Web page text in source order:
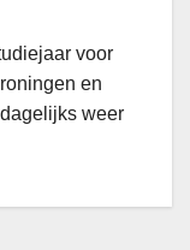
voor
en
weer